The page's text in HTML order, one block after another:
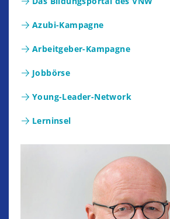
Azubi-Kampagne
Arbeitgeber-Kampagne
Jobbörse
Young-Leader-Network
Lerninsel